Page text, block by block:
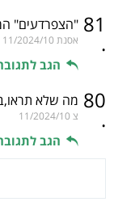
81
.
"הצפרדעים"
אסנת 11/2024/10
הגב
80
.
מה שלא
צ 11/2024/10
הגב